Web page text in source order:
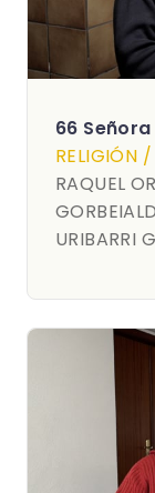
66
RELIGIÓN
RAQUEL
URIBARRI